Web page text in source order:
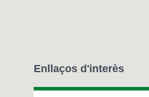
Enllaços d'interès